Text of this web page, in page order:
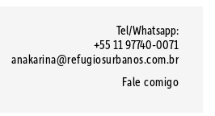
Tel/Whatsapp:
+55 11 97740-0071
anakarina@refugiosurbanos.com.br
Fale comigo